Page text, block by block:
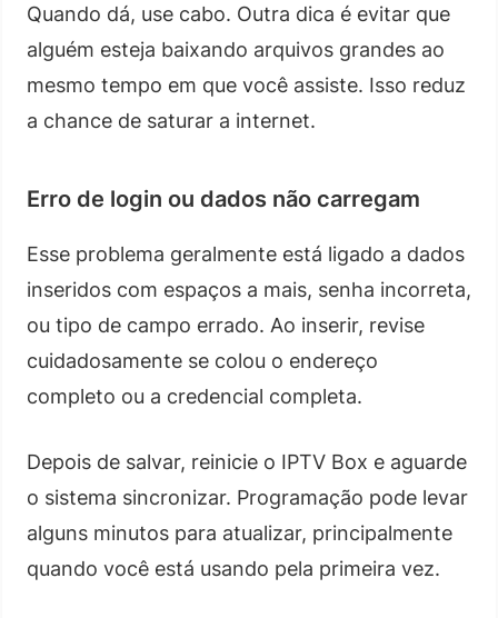
Quando dá, use cabo. Outra dica é evitar que
alguém esteja baixando arquivos grandes ao
mesmo tempo em que você assiste. Isso reduz
a chance de saturar a internet.
Erro de login ou dados não carregam
Esse problema geralmente está ligado a dados
inseridos com espaços a mais, senha incorreta,
ou tipo de campo errado. Ao inserir, revise
cuidadosamente se colou o endereço
completo ou a credencial completa.
Depois de salvar, reinicie o IPTV Box e aguarde
o sistema sincronizar. Programação pode levar
alguns minutos para atualizar, principalmente
quando você está usando pela primeira vez.